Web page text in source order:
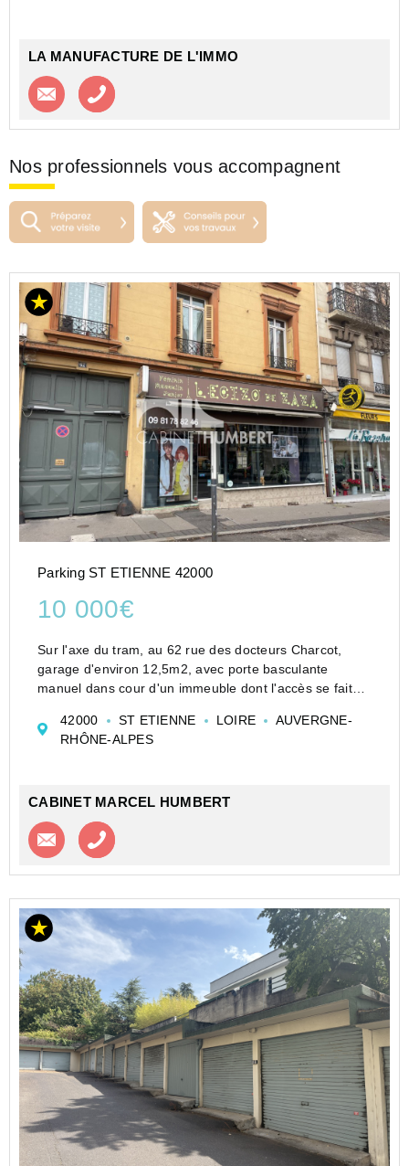
LA MANUFACTURE DE L'IMMO
Contacter l'agence
Nos professionnels vous accompagnent
Parking ST ETIENNE 42000
10 000€
Sur l'axe du tram, au 62 rue des docteurs Charcot,
garage d'environ 12,5m2, avec porte basculante
manuel dans cour d'un immeuble dont l'accès se fait
Le bien est en copropriété.
Hubert Guignand agent comm...
42000 ST ETIENNE LOIRE
AUVERGNE-
RHÔNE-ALPES
CABINET MARCEL HUMBERT
Contacter l'agence